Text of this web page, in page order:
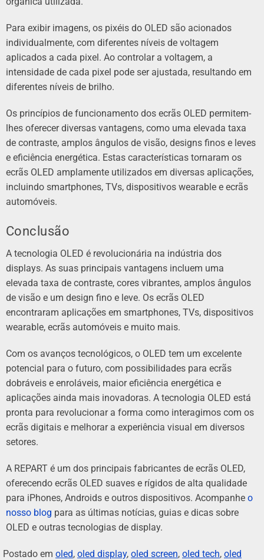
Para exibir imagens, os pixéis do OLED são acionados
individualmente, com diferentes níveis de voltagem
aplicados a cada pixel. Ao controlar a voltagem, a
intensidade de cada pixel pode ser ajustada, resultando em
diferentes níveis de brilho.
Os princípios de funcionamento dos ecrãs OLED permitem-
lhes oferecer diversas vantagens, como uma elevada taxa
de contraste, amplos ângulos de visão, designs finos e leves
e eficiência energética. Estas características tornaram os
ecrãs OLED amplamente utilizados em diversas aplicações,
incluindo smartphones, TVs, dispositivos wearable e ecrãs
automóveis.
Conclusão
A tecnologia OLED é revolucionária na indústria dos
displays. As suas principais vantagens incluem uma
elevada taxa de contraste, cores vibrantes, amplos ângulos
de visão e um design fino e leve. Os ecrãs OLED
encontraram aplicações em smartphones, TVs, dispositivos
wearable, ecrãs automóveis e muito mais.
Com os avanços tecnológicos, o OLED tem um excelente
potencial para o futuro, com possibilidades para ecrãs
dobráveis ​​e enroláveis, maior eficiência energética e
aplicações ainda mais inovadoras. A tecnologia OLED está
pronta para revolucionar a forma como interagimos com os
ecrãs digitais e melhorar a experiência visual em diversos
setores.
A REPART é um dos principais fabricantes de ecrãs OLED,
oferecendo ecrãs OLED suaves e rígidos de alta qualidade
para iPhones, Androids e outros dispositivos. Acompanhe o
nosso blog para as últimas notícias, guias e dicas sobre
OLED e outras tecnologias de display.
Postado em oled, oled display, oled screen, oled tech, oled